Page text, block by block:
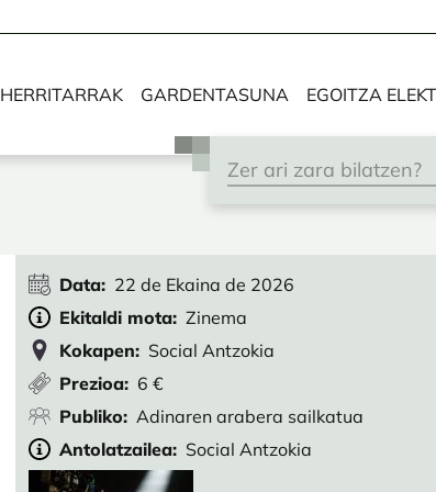
HERRITARRAK GARDENTASUNA EGOITZA
Data
22 de Ekaina de 2026
Ekitaldi mota Zinema
Kokapen
Social Antzokia
Prezioa
6 €
Publiko
Adinaren arabera sailkatua
Antolatzailea
Social Antzokia